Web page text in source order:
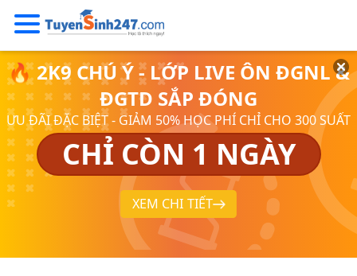
🔥 2K9 CHÚ Ý - LỚP LIVE ÔN ĐGNL &
ĐGTD SẮP ĐÓNG
ƯU ĐÃI ĐẶC BIỆT - GIẢM 50% HỌC PHÍ CHỈ CHO 300 SUẤT
CHỈ CÒN 1 NGÀY
XEM CHI TIẾT